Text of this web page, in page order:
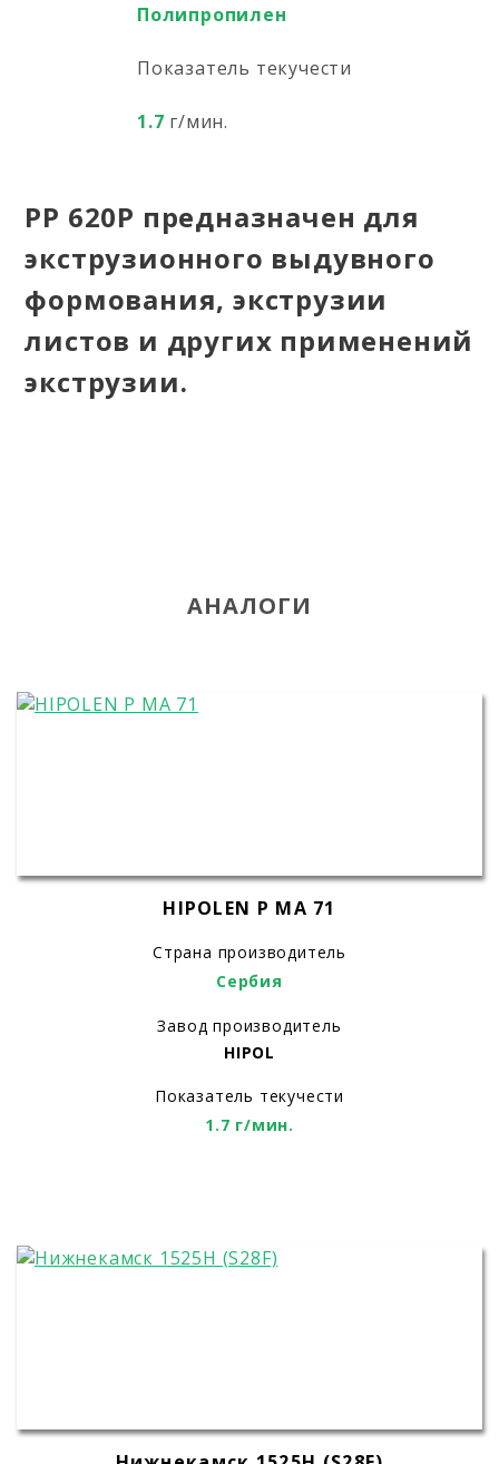
Полипропилен
Показатель текучести
1.7 г/мин.
PP 620P предназначен для
экструзионного выдувного
формования, экструзии
листов и других применений
экструзии.
АНАЛОГИ
HIPOLEN P MA 71
Страна производитель
Сербия
Завод производитель
HIPOL
Показатель текучести
1.7 г/мин.